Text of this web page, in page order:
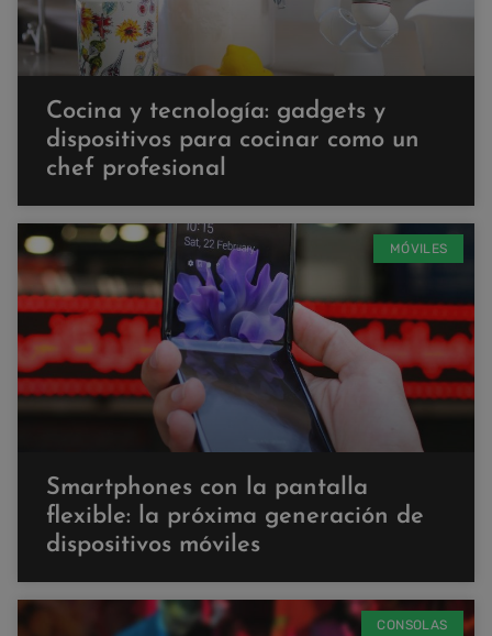
Cocina y tecnología: gadgets y
dispositivos para cocinar como un
chef profesional
MÓVILES
Smartphones con la pantalla
flexible: la próxima generación de
dispositivos móviles
CONSOLAS